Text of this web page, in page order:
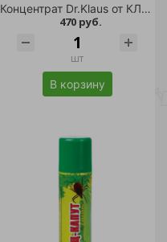
Концентрат Dr.Klaus от КЛЕЩЕЙ, МУРАВЬЕВ и др.насекомых 250мл/10
470 руб.
шт
В корзину